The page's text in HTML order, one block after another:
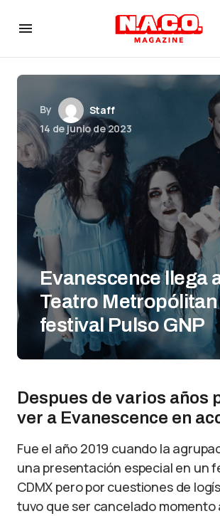
By
Staff
14 de junio de 2023
Evanescence llega
Teatro Metropólitan
festival Pulso GNP
Despues de varios años
ver a Evanescence en
Fue el año 2019 cuando la
una presentación especial en un
CDMX pero por cuestiones de
tuvo que ser cancelado momento